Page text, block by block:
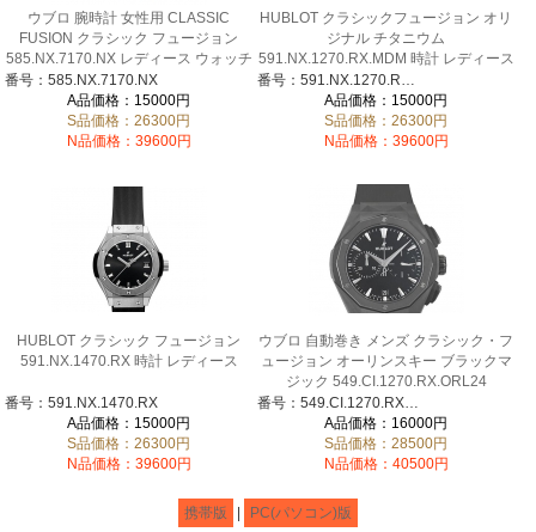
ウブロ 腕時計 女性用 CLASSIC
FUSION クラシック フュージョン
585.NX.7170.NX レディース ウォッチ
アナログ 自動巻き チタン ベルト ブル
ー シルバー
番号：585.NX.7170.NX
A品価格：15000円
S品価格：26300円
N品価格：39600円
HUBLOT クラシックフュージョン オリ
ジナル チタニウム
591.NX.1270.RX.MDM 時計 レディース
番号：591.NX.1270.RX.MDM
A品価格：15000円
S品価格：26300円
N品価格：39600円
HUBLOT クラシック フュージョン
591.NX.1470.RX 時計 レディース
番号：591.NX.1470.RX
A品価格：15000円
S品価格：26300円
N品価格：39600円
ウブロ 自動巻き メンズ クラシック・フ
ュージョン オーリンスキー ブラックマ
ジック 549.CI.1270.RX.ORL24
番号：549.CI.1270.RX.ORL24
A品価格：16000円
S品価格：28500円
N品価格：40500円
携帯版 PC(パソコン)版